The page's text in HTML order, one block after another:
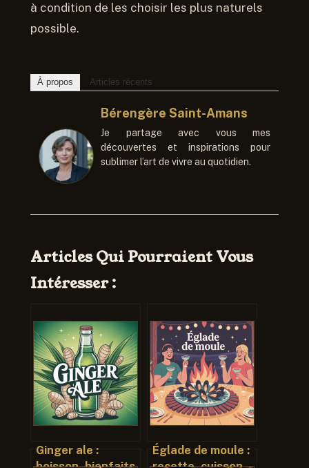
à condition de les choisir les plus naturels
possible.
À propos Articles récents
Bérengère Saint-Amans
Je partage avec vous mes
découvertes et inspirations pour
sublimer l’art de vivre au quotidien.
Articles Qui Pourraient Vous
Intéresser :
Ginger ale :
Églade de moule :